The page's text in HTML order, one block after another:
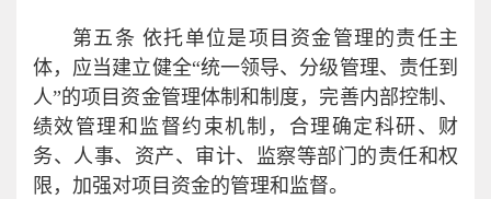
第五条 依托单位是项目资金管理的责任主
体，应当建立健全“统一领导、分级管理、责任到
人”的项目资金管理体制和制度，完善内部控制、
绩效管理和监督约束机制，合理确定科研、财
务、人事、资产、审计、监察等部门的责任和权
限，加强对项目资金的管理和监督。